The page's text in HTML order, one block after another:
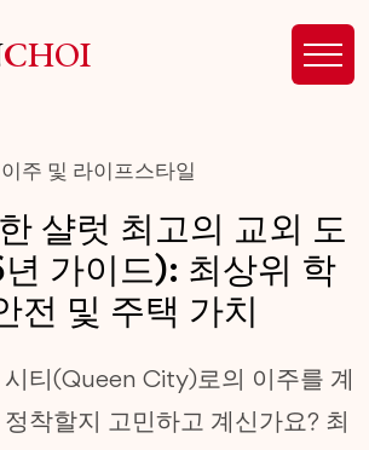
CHOI
이주 및 라이프스타일
샬럿 최고의 교외 도
가이드): 최상위 학
전 및 주택 가치
티(Queen City)로의 이주를 계
착할지 고민하고 계신가요? 최